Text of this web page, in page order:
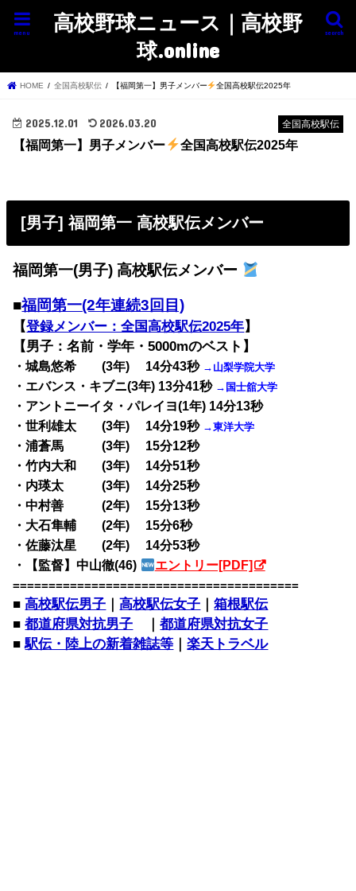
高校野球ニュース｜高校野
球.online
search
menu
HOME 全国高校駅伝 【福岡第一】男子メンバー 全国高校駅伝2025年
全国高校駅伝
2025.12.01 2026.03.20
【福岡第一】男子メンバー 全国高校駅伝2025年
[男子] 福岡第一 高校駅伝メンバー
福岡第一(男子) 高校駅伝メンバー
■福岡第一(2年連続3回目)
【登録メンバー：全国高校駅伝2025年】
【男子：名前・学年・5000mのベスト】
・城島悠希 (3年) 14分43秒→山梨学院大学
・エバンス・キブニ(3年) 13分41秒→国士舘大学
・アントニーイタ・パレイヨ(1年) 14分13秒
・世利雄太 (3年) 14分19秒→東洋大学
・浦蒼馬 (3年) 15分12秒
・竹内大和 (3年) 14分51秒
・内瑛太 (3年) 14分25秒
・中村善 (2年) 15分13秒
・大石隼輔 (2年) 15分6秒
・佐藤汰星 (2年) 14分53秒
・【監督】中山徹(46)
エントリー[PDF]
========================================
■高校駅伝男子 ｜高校駅伝女子 ｜箱根駅伝
■都道府県対抗男子 ｜都道府県対抗女子
■駅伝・陸上の新着雑誌等 ｜楽天トラベル